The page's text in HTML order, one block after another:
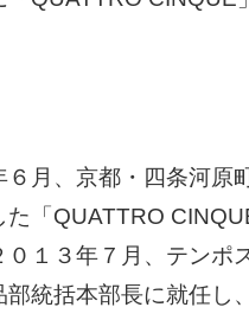
６月、京都・四条河原
た「QUATTRO
０１３年７月、テンポ
部統括本部長に就任し